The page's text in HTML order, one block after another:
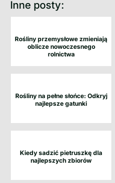
Inne posty:
Rośliny przemysłowe zmieniają
oblicze nowoczesnego
rolnictwa
Rośliny na pełne słońce: Odkryj
najlepsze gatunki
Kiedy sadzić pietruszkę dla
najlepszych zbiorów